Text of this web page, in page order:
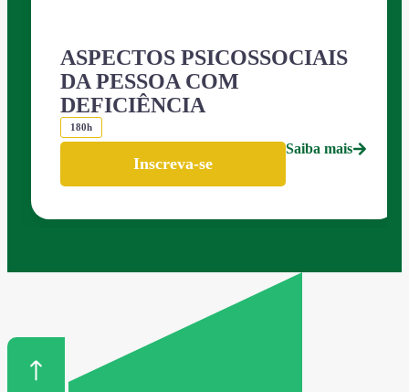
ASPECTOS PSICOSSOCIAIS
DA PESSOA COM
DEFICIÊNCIA
180h
Inscreva-se
Saiba mais